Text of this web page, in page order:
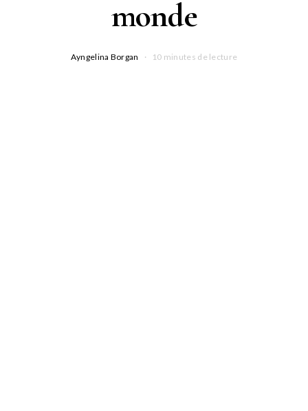
monde
Ayngelina Borgan 10 minutes de lecture